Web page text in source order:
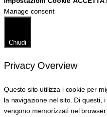
Manage consent
Chiudi
Privacy Overview
Questo sito utilizza i cookie per
la navigazione nel sito. Di questi,
vengono memorizzati nel